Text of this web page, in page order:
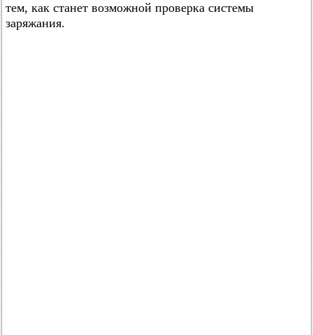
тем, как станет возможной проверка системы
заряжания.